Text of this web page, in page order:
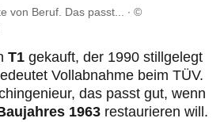
von Beruf. Das passt...
©
T1 gekauft, der 1990 stillgelegt
Vollabnahme beim TÜV.
das passt gut, wenn
1963 restaurieren will.